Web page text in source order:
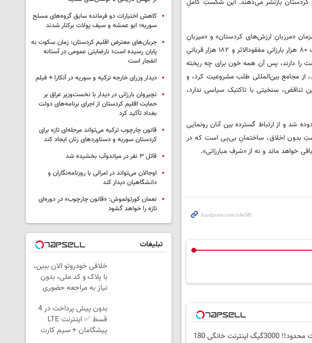
«مرزبانِ ارزش‌های کردستان» و «میزبانِ
وارثانِ شیمیایی» باشد. پیام تشکر رغد، یک «ننگ‌نامه» است که بر پیشانیِ سیاستِ «درهای باز» اربیل حک شد. تکلیف ۸۰ هزار بارزانیِ مفقودالاثر و ۱۸۲ هزار قربانیِ
را دارند، پس آن همه خون برای چه ریخته
و صدها هزار قربانی ژینوساید، از مجامع بین‌المللی طلب مشروعیت کرد، و
تناقض، سنخیتی با تاکتیک سیاسی ندارد،
شد و از ارتباط گسترده بین آنان رونمایی
بدون اخلاق، ساختمانِ بی‌پی است که در
خواهد ماند و نه از «شرفِ مبارزاتی».
⏳فرصت محدود!! 3000گیگ اینترنت خانگی 180
کاهش اختیارات دو فرمانده سابق گروه‌های مسلح
سوریه؛ ابو عمشه و سیف پولات برکنار شدند
جریان‌های معترض اقلیم کردستان: زمان سکوت به
پایان رسیده است؛ نارضایتی عمومی در آستانه
انفجار است
دیدار وزرای خارجه ترکیه و سوریه در آنکارا + فیلم
نچیروان بارزانی در دیدار با نخست‌وزیر عراق بر
حمایت اقلیم کردستان از اجرای برنامه‌های دولت
بغداد تأکید کرد
قانون چارچوب ترکیه می‌تواند مرحله‌ای تازه برای
کردستان سوریه و دستاوردهای زنان ایجاد کند
قاتل ٣ نفر در میاندوآب بخشیده شد
اوجالان می‌تواند در امرالی با روزنامه‌نگاران و
دانشگاهیان دیدار کند
نعمان کورتولموش: «قانون چارچوب» درِ دوره‌ای
تازه را خواهد گشود
تبلیغات
خلافی خودروتو الان ببین،
با پلاک و کد ملی، بدون
نیاز به مراجعه حضوری
بدون پیش پرداخت در 4
قسط ✅ اینترنت LTE
پیشگامان + سیم کارت